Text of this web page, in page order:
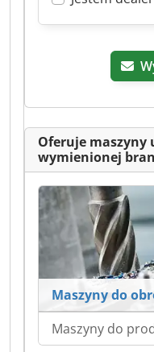
Oferuje maszyny
wymienionej
Maszyny do
Maszyny do